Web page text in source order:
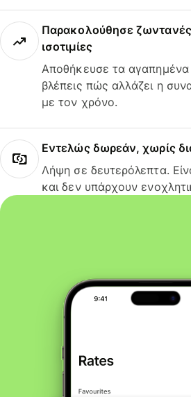
Παρακολούθησε
ισοτιμίες
Αποθήκευσε τα αγαπημένα
βλέπεις πώς αλλάζει η
με τον χρόνο.
Εντελώς δωρεάν, χωρίς
Λήψη σε δευτερόλεπτα.
και δεν υπάρχουν